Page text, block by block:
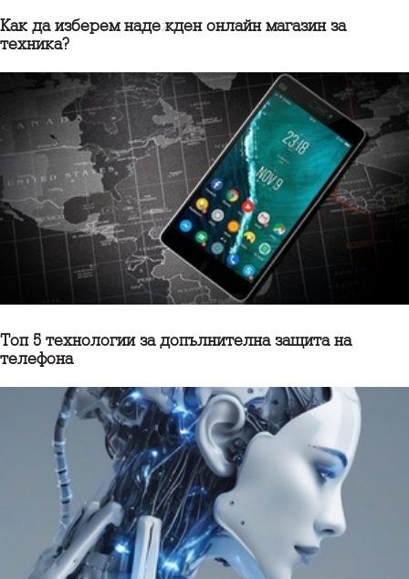
Как да изберем надежден онлайн магазин за
техника?
Топ 5 технологии за допълнителна защита на
телефона